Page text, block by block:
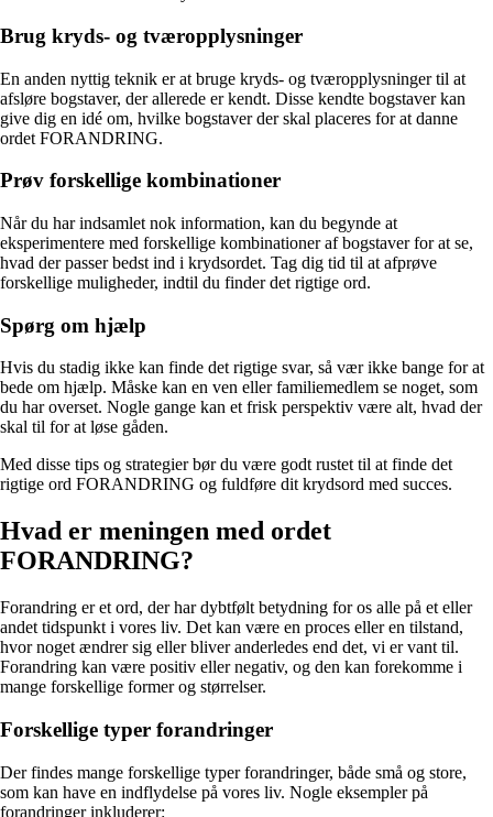
Brug kryds- og tværopplysninger
En anden nyttig teknik er at bruge kryds- og tværopplysninger til at
afsløre bogstaver, der allerede er kendt. Disse kendte bogstaver kan
give dig en idé om, hvilke bogstaver der skal placeres for at danne
ordet FORANDRING.
Prøv forskellige kombinationer
Når du har indsamlet nok information, kan du begynde at
eksperimentere med forskellige kombinationer af bogstaver for at se,
hvad der passer bedst ind i krydsordet. Tag dig tid til at afprøve
forskellige muligheder, indtil du finder det rigtige ord.
Spørg om hjælp
Hvis du stadig ikke kan finde det rigtige svar, så vær ikke bange for at
bede om hjælp. Måske kan en ven eller familiemedlem se noget, som
du har overset. Nogle gange kan et frisk perspektiv være alt, hvad der
skal til for at løse gåden.
Med disse tips og strategier bør du være godt rustet til at finde det
rigtige ord FORANDRING og fuldføre dit krydsord med succes.
Hvad er meningen med ordet
FORANDRING?
Forandring er et ord, der har dybtfølt betydning for os alle på et eller
andet tidspunkt i vores liv. Det kan være en proces eller en tilstand,
hvor noget ændrer sig eller bliver anderledes end det, vi er vant til.
Forandring kan være positiv eller negativ, og den kan forekomme i
mange forskellige former og størrelser.
Forskellige typer forandringer
Der findes mange forskellige typer forandringer, både små og store,
som kan have en indflydelse på vores liv. Nogle eksempler på
forandringer inkluderer: